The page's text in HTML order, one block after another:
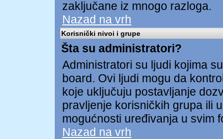
zaključane iz mnogo razloga.
Nazad na vrh
Korisnički nivoi i grupe
Šta su administratori?
Administratori su ljudi kojima
board. Ovi ljudi mogu da
koje uključuju postavljanje
pravljenje korisničkih grupa ili
mogućnosti uređivanja u svim
Nazad na vrh